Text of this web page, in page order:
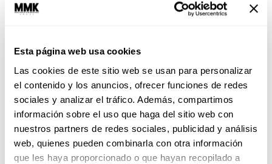
Esta página web usa cookies
Las cookies de este sitio web se usan para personalizar
el contenido y los anuncios, ofrecer funciones de redes
sociales y analizar el tráfico. Además, compartimos
información sobre el uso que haga del sitio web con
nuestros partners de redes sociales, publicidad y análisis
web, quienes pueden combinarla con otra información
que les haya proporcionado o que hayan recopilado a